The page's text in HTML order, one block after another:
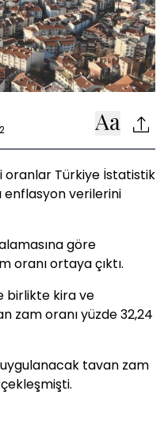
oranlar Türkiye İstatistik
enflasyon verilerini
göre
oranı ortaya çıktı.
birlikte kira ve
zam oranı yüzde 32,24
tavan zam